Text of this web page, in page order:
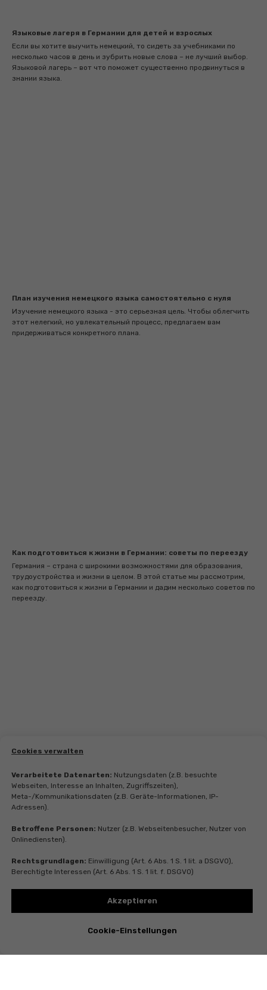
Языковые лагеря в Германии для детей и взрослых
Если вы хотите выучить немецкий, то сидеть за учебниками по
несколько часов в день и зубрить новые слова – не лучший выбор.
Языковой лагерь – вот что поможет существенно продвинуться в
знании языка.
План изучения немецкого языка самостоятельно с нуля
Изучение немецкого языка - это серьезная цель. Чтобы облегчить
этот нелегкий, но увлекательный процесс, предлагаем вам
придерживаться конкретного плана.
Как подготовиться к жизни в Германии: советы по переезду
Германия – страна с широкими возможностями для образования,
трудоустройства и жизни в целом. В этой статье мы рассмотрим,
как подготовиться к жизни в Германии и дадим несколько советов по
переезду.
Cookies verwalten
Verarbeitete Datenarten: Nutzungsdaten (z.B. besuchte
Webseiten, Interesse an Inhalten, Zugriffszeiten),
Meta-/Kommunikationsdaten (z.B. Geräte-Informationen, IP-
Adressen).
Betroffene Personen: Nutzer (z.B. Webseitenbesucher, Nutzer von
Onlinediensten).
Rechtsgrundlagen: Einwilligung (Art. 6 Abs. 1 S. 1 lit. a DSGVO),
Berechtigte Interessen (Art. 6 Abs. 1 S. 1 lit. f. DSGVO)
Akzeptieren
Cookie-Einstellungen